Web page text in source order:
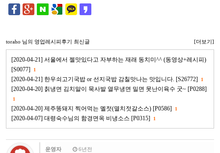
toraho 님의 영업레시피후기 최신글 [더보기]
[2020-04-21] 서울에서 젤맛있다고 자부하는 재래 동치미^^ (동영상+레시피)
[S0077]
1
[2020-04-21] 한우쇠고기국밥 or 선지국밥 감칠맛나는 맛입니다. [S26772] 1
[2020-04-20] 칡냉면 김치말이 묵사발 열무냉면 밀면 못난이육수 굿~ [P0288]
1
[2020-04-20] 제주똥돼지 찍어먹는 멜젓(멸치젓갈소스) [P0586] 1
[2020-04-07] 대령숙수님의 함경면옥 비냉소스 [P0315] 1
운영자 6년전